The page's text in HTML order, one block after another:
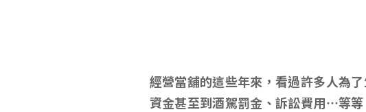
經營當舖的這些年來，看過許多人為
資金甚至到酒駕罰金、訴訟費用…等